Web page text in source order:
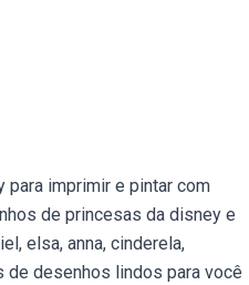
imprimir e pintar com
de princesas da disney e
elsa, anna, cinderela,
desenhos lindos para você